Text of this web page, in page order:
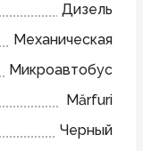
Дизель
Механическая
Микроавтобус
Mărfuri
Черный